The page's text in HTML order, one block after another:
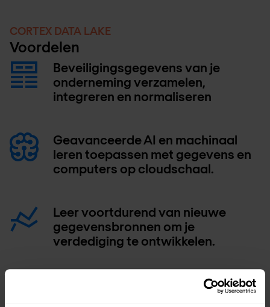
CORTEX DATA LAKE
Voordelen
Beveiligingsgegevens van je
onderneming verzamelen,
integreren en normaliseren
Geavanceerde AI en machinaal
leren toepassen met gegevens en
computers op cloudschaal.
Leer voortdurend van nieuwe
gegevensbronnen om je
verdediging te ontwikkelen.